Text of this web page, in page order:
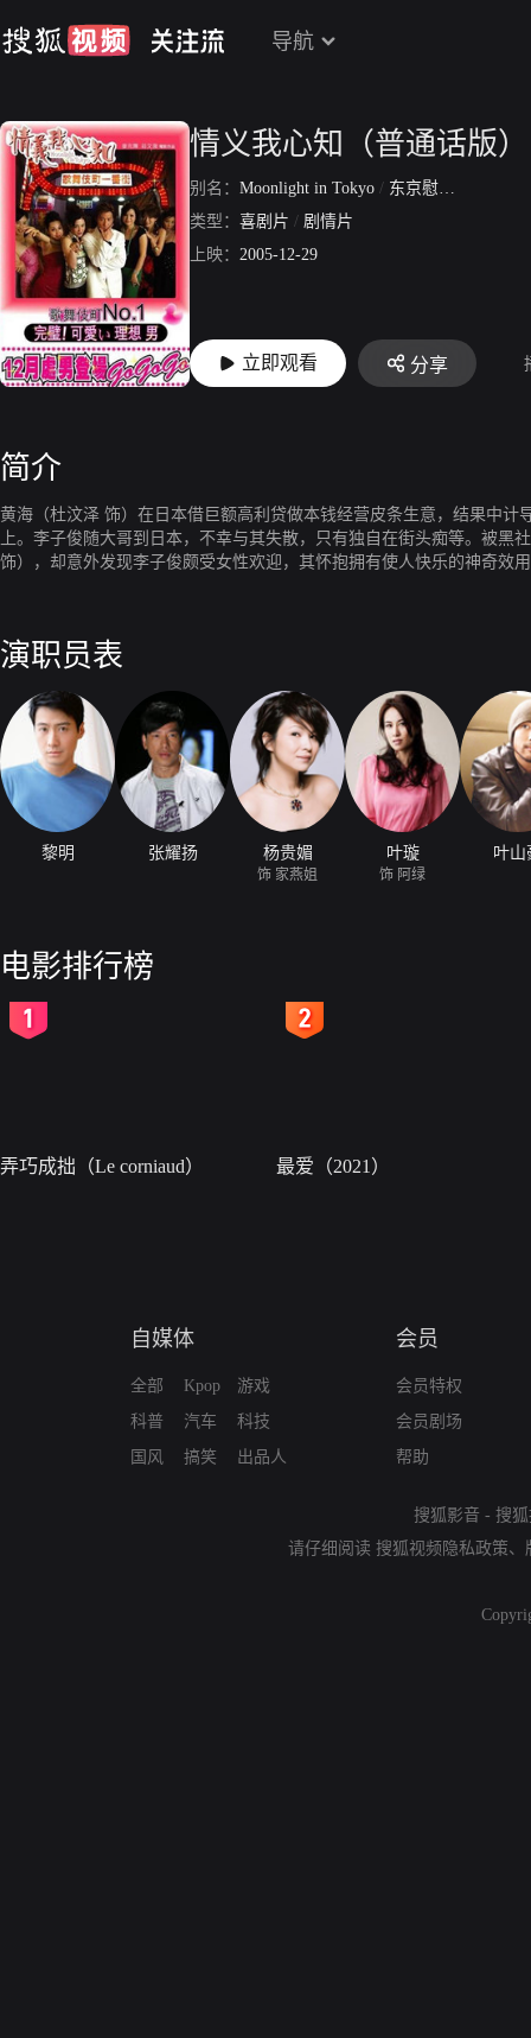
导航
情义我心知（普通话版）
别名： Moonlight in Tokyo / 东京慰安男
类型： 喜剧片 / 剧情片
上映： 2005-12-29
立即观看 分享
简介
黄海（杜汶泽 饰）在日本借巨额高利贷做本钱经营皮条生意，结果中
上。李子俊随大哥到日本，不幸与其失散，只有独自在街头痴等。被
饰），却意外发现李子俊颇受女性欢迎，其怀抱拥有使人快乐的神奇效
演职员表
黎明 张耀扬 杨贵媚
饰 家燕姐
叶璇
饰 阿绿
叶山
电影排行榜
弄巧成拙（Le corniaud） 最爱（2021）
自媒体
全部
科普
国风
Kpop
汽车
搞笑
游戏
科技
出品人
会员
会员特权
会员剧场
帮助
搜狐影音 - 搜
请仔细阅读 搜狐视频隐私政策、